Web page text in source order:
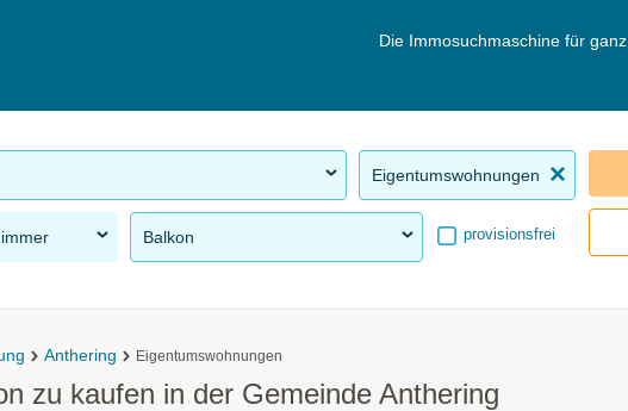
Die Immosuchmaschine für ganz
Eigentumswohnungen
Balkon provisionsfrei
Anthering Eigentumswohnungen
zu kaufen in der Gemeinde Anthering